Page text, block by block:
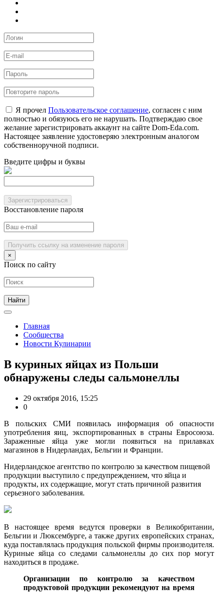
Я прочел Пользовательское соглашение, согласен с ним
полностью и обязуюсь его не нарушать. Подтверждаю свое
желание зарегистрировать аккаунт на сайте Dom-Eda.com.
Настоящее заявление удостоверяю электронным аналогом
собственноручной подписи.
Введите цифры и буквы
Зарегистрироваться
Восстановление пароля
Получить ссылку на изменение пароля
×
Поиск по сайту
Главная
Сообщества
Новости Кулинарии
В куриных яйцах из Польши
обнаружены следы сальмонеллы
29 октября 2016, 15:25
0
В польских СМИ появилась информация об опасности
употребления яиц, экспортированных в страны Евросоюза.
Зараженные яйца уже могли появиться на прилавках
магазинов в Нидерландах, Бельгии и Франции.
Нидерландское агентство по контролю за качеством пищевой
продукции выступило с предупреждением, что яйца и
продукты, их содержащие, могут стать причиной развития
серьезного заболевания.
В настоящее время ведутся проверки в Великобритании,
Бельгии и Люксембурге, а также других европейских странах,
куда поставлялась продукция польской фирмы производителя.
Куриные яйца со следами сальмонеллы до сих пор могут
находиться в продаже.
Организации по контролю за качеством
продуктовой продукции рекомендуют на время